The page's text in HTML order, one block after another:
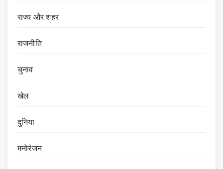
राज्य और शहर
राजनीति
चुनाव
खेल
दुनिया
मनोरंजन